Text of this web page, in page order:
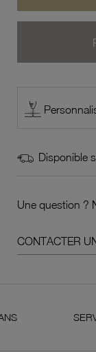
Disponible
Une question ?
CONTACTER
SERVICES